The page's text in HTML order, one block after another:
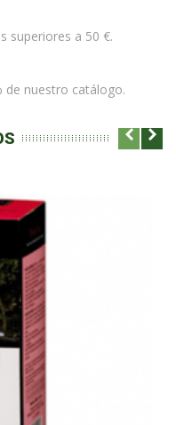
superiores a 50 €.
de nuestro catálogo.